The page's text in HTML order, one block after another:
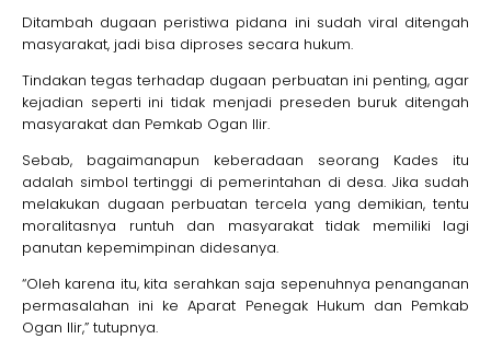
Ditambah dugaan peristiwa pidana ini sudah viral ditengah
masyarakat, jadi bisa diproses secara hukum.
Tindakan tegas terhadap dugaan perbuatan ini penting, agar
kejadian seperti ini tidak menjadi preseden buruk ditengah
masyarakat dan Pemkab Ogan Ilir.
Sebab, bagaimanapun keberadaan seorang Kades itu
adalah simbol tertinggi di pemerintahan di desa. Jika sudah
melakukan dugaan perbuatan tercela yang demikian, tentu
moralitasnya runtuh dan masyarakat tidak memiliki lagi
panutan kepemimpinan didesanya.
“Oleh karena itu, kita serahkan saja sepenuhnya penanganan
permasalahan ini ke Aparat Penegak Hukum dan Pemkab
Ogan Ilir,” tutupnya.